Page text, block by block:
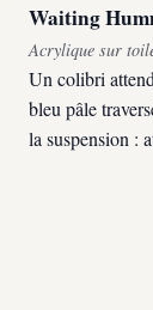
Waiting
Acrylique sur
Un colibri
bleu pâle
la suspension :